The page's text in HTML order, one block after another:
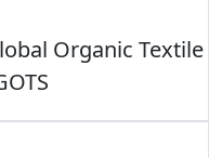
Organic Textile